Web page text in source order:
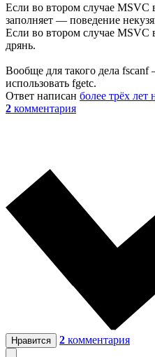
Если во втором случае MSVC
заполняет — поведение
Если во втором случае
дрянь.
Вообще для такого дела
использовать fgetc.
Ответ написан более трёх лет
2 комментария
Нравится 2 комментария